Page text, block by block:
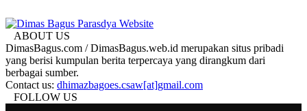
ABOUT US
DimasBagus.com / DimasBagus.web.id merupakan situs pribadi
yang berisi kumpulan berita terpercaya yang dirangkum dari
berbagai sumber.
Contact us: dhimazbagoes.csaw[at]gmail.com
FOLLOW US